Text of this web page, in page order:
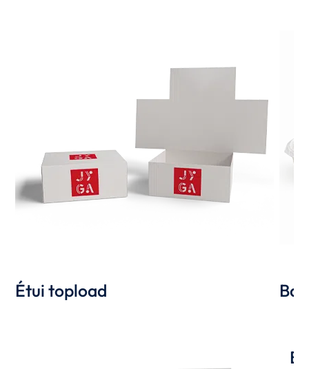
Étui topload